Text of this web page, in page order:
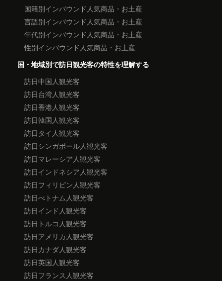
国籍別インバウンド人気商品・お土産
言語別インバウンド人気商品・お土産
年代別インバウンド人気商品・お土産
性別インバウンド人気商品・お土産
国・地域別で訪日観光客の特性を理解する
訪日中国人観光客
訪日台湾人観光客
訪日香港人観光客
訪日韓国人観光客
訪日タイ人観光客
訪日シンガポール人観光客
訪日マレーシア人観光客
訪日インドネシア人観光客
訪日フィリピン人観光客
訪日べトナム人観光客
訪日インド人観光客
訪日トルコ人観光客
訪日アメリカ人観光客
訪日カナダ人観光客
訪日英国人観光客
訪日フランス人観光客